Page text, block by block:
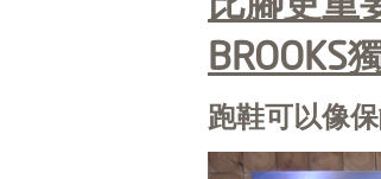
BROOKS
跑鞋可以像